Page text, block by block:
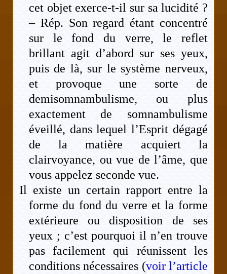
cet objet exerce-t-il sur sa lucidité ?
– Rép. Son regard étant concentré
sur le fond du verre, le reflet
brillant agit d’abord sur ses yeux,
puis de là, sur le système nerveux,
et provoque une sorte de
demisomnambulisme, ou plus
exactement de somnambulisme
éveillé, dans lequel l’Esprit dégagé
de la matière acquiert la
clairvoyance, ou vue de l’âme, que
vous appelez seconde vue.
Il existe un certain rapport entre la
forme du fond du verre et la forme
extérieure ou disposition de ses
yeux ; c’est pourquoi il n’en trouve
pas facilement qui réunissent les
conditions nécessaires (voir l’article